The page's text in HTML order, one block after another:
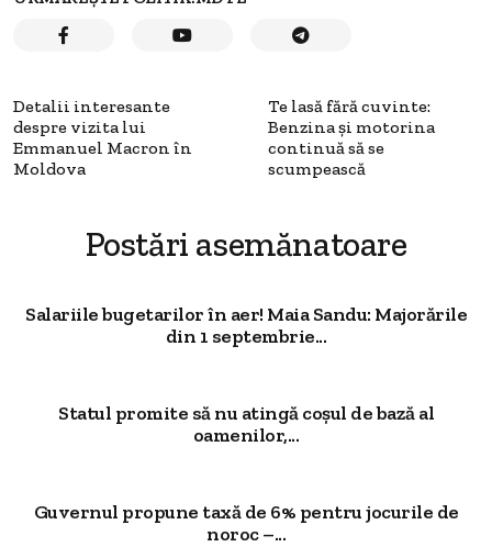
Detalii interesante
despre vizita lui
Emmanuel Macron în
Moldova
Te lasă fără cuvinte:
Benzina și motorina
continuă să se
scumpească
Postări asemănatoare
Salariile bugetarilor în aer! Maia Sandu: Majorările
din 1 septembrie...
Statul promite să nu atingă coșul de bază al
oamenilor,...
Guvernul propune taxă de 6% pentru jocurile de
noroc –...